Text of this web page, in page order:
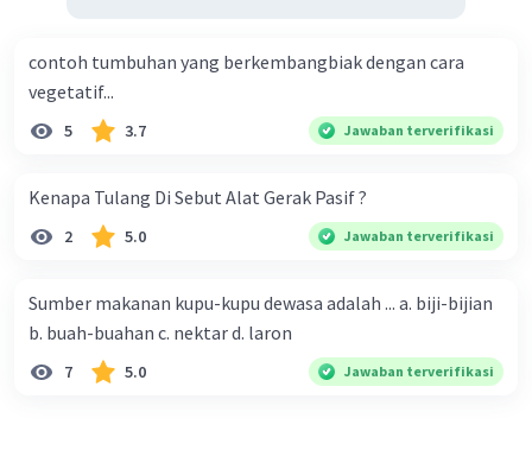
contoh tumbuhan yang berkembangbiak dengan cara
vegetatif...
5 3.7 Jawaban terverifikasi
Kenapa Tulang Di Sebut Alat Gerak Pasif ?
2 5.0 Jawaban terverifikasi
Sumber makanan kupu-kupu dewasa adalah ... a. biji-bijian
b. buah-buahan c. nektar d. laron
7 5.0 Jawaban terverifikasi